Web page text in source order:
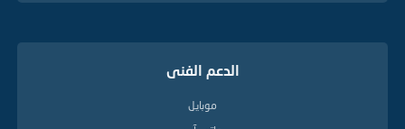
الدعم الفنى
موبايل